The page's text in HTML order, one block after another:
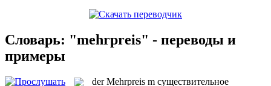
Словарь: "mehrpreis" - переводы и
примеры
derMehrpreis m существительное